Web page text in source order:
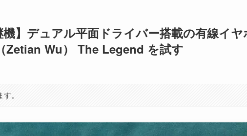
機】デュアル平面ドライバー搭載の有線イヤ
Zetian Wu） The Legend を試す
。